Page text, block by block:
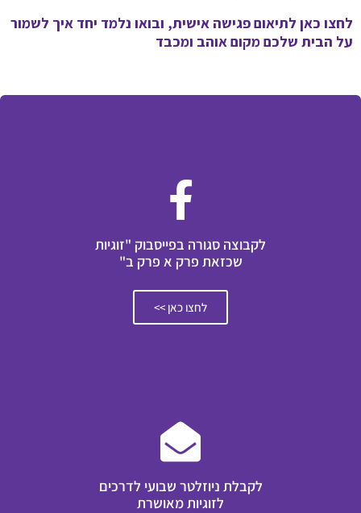
לחצו כאן לתיאום פגישה אישית, ובואו נלמד יחד איך לשמור
על הבית שלכם מקום אוהב ומכבד
לקבוצה סגורה בפייסבוק "זוגיות
שכזאת פרק א פרק ב"
לחצו כאן >>
לקבלת ניוזלטר שבועי לדרכים
לזוגיות מאושרת